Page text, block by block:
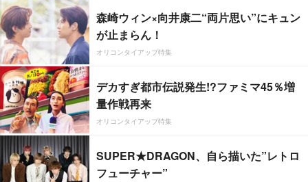
森崎ウィン×向井康二“両片思い”にキュン
が止まらん！
オリコンタイアップ特集
デカすぎ都市伝説発生!?ファミマ45％増
量作戦再来
オリコンタイアップ特集
SUPER★DRAGON、自ら描いた”レトロ
フューチャー”